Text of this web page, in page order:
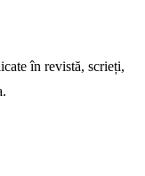
în revistă, scrieți,